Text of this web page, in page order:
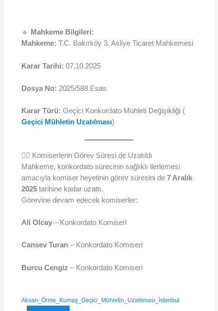
🔹
Mahkeme Bilgileri:
Mahkeme: T.C. Bakırköy 3. Asliye Ticaret Mahkemesi
Karar Tarihi: 07.10.2025
Dosya No: 2025/588 Esas
Karar Türü: Geçici Konkordato Mühleti Değişikliği (
Geçici Mühletin Uzatılması)
👩‍⚖️ Komiserlerin Görev Süresi de Uzatıldı
Mahkeme, konkordato sürecinin sağlıklı ilerlemesi
amacıyla komiser heyetinin görev süresini de7 Aralık
2025 tarihine kadar uzattı.
Görevine devam edecek komiserler:
Ali Olcay – Konkordato Komiseri
Cansev Turan – Konkordato Komiseri
Burcu Cengiz – Konkordato Komiseri
Aksan_Örme_Kumaş_Geçici_Mühletin_Uzatılması_İstanbul